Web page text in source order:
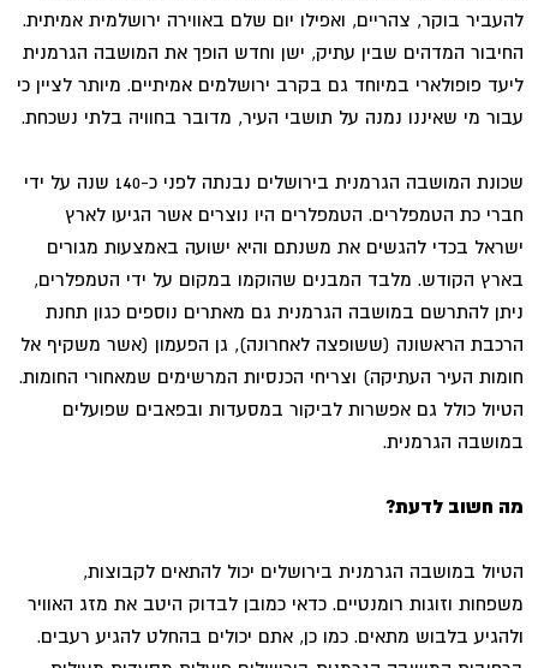
להעביר בוקר, צהריים, ואפילו יום שלם באווירה ירושלמית אמיתית.
החיבור המדהים שבין עתיק, ישן וחדש הופך את המושבה הגרמנית
ליעד פופולארי במיוחד גם בקרב ירושלמים אמיתיים. מיותר לציין כי
עבור מי שאיננו נמנה על תושבי העיר, מדובר בחוויה בלתי נשכחת.
שכונת המושבה הגרמנית בירושלים נבנתה לפני כ-140 שנה על ידי
חברי כת הטמפלרים. הטמפלרים היו נוצרים אשר הגיעו לארץ
ישראל בכדי להגשים את משנתם והיא ישועה באמצעות מגורים
בארץ הקודש. מלבד המבנים שהוקמו במקום על ידי הטמפלרים,
ניתן להתרשם במושבה הגרמנית גם מאתרים נוספים כגון תחנת
הרכבת הראשונה (ששופצה לאחרונה), גן הפעמון (אשר משקיף אל
חומות העיר העתיקה) וצריחי הכנסיות המרשימים שמאחורי החומות.
הטיול כולל גם אפשרות לביקור במסעדות ובפאבים שפועלים
במושבה הגרמנית.
מה חשוב לדעת?
הטיול במושבה הגרמנית בירושלים יכול להתאים לקבוצות,
משפחות וזוגות רומנטיים. כדאי כמובן לבדוק היטב את מזג האוויר
ולהגיע בלבוש מתאים. כמו כן, אתם יכולים בהחלט להגיע רעבים.